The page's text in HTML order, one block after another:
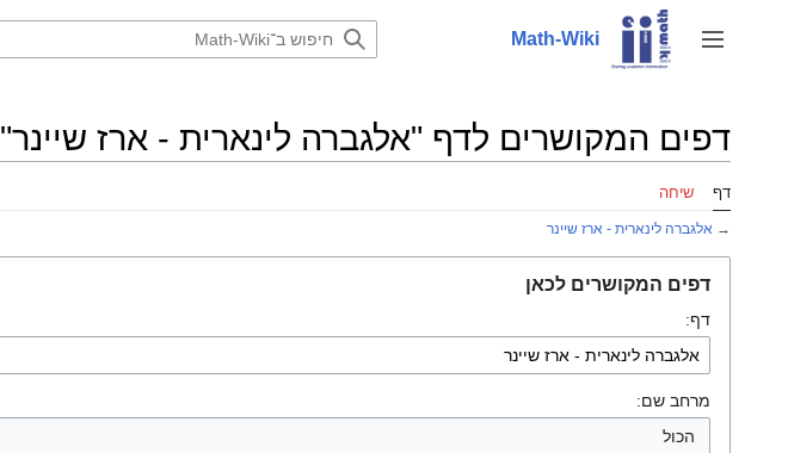
לתוכן
שינוי מצב סרגל צד
Math-Wiki
דפים המקושרים לדף "אלגברה לינארית - ארז שיינר"
דף שיחה
→ אלגברה לינארית - ארז שיינר
דפים המקושרים לכאן
דף:
מרחב שם:
הכול